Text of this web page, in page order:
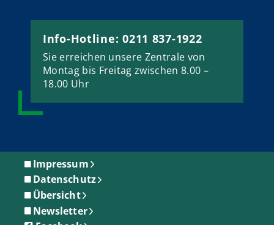
Info-Hotline: 0211 837-1922
Sie erreichen unsere Zentrale von
Montag bis Freitag zwischen 8.00 –
18.00 Uhr
Impressum
Datenschutz
Übersicht
Newsletter